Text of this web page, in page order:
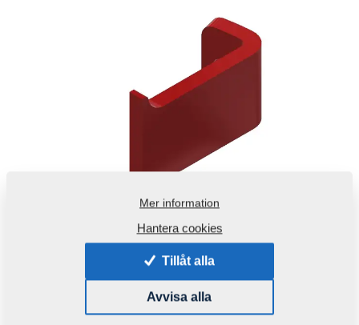
Produktkod: 8000990-40030ND
Mer information
Hantera cookies
Tillåt alla
Avvisa alla